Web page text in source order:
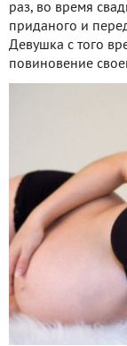
раз, во время
приданого и
Девушка с того
повиновение